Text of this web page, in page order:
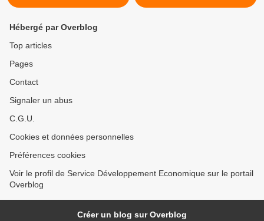
Hébergé par Overblog
Top articles
Pages
Contact
Signaler un abus
C.G.U.
Cookies et données personnelles
Préférences cookies
Voir le profil de Service Développement Economique sur le portail
Overblog
Créer un blog sur Overblog